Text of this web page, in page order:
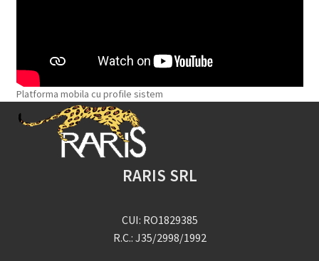
Platforma mobila cu profile sistem
RARIS SRL
CUI: RO1829385
R.C.: J35/2998/1992